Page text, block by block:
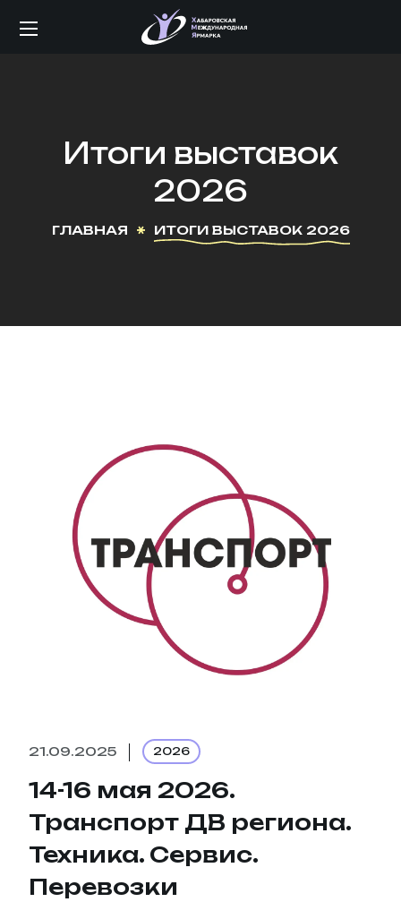
Итоги выставок
2026
ГЛАВНАЯ ИТОГИ ВЫСТАВОК 2026
21.09.2025 2026
14-16 мая 2026.
Транспорт ДВ региона.
Техника. Сервис.
Перевозки